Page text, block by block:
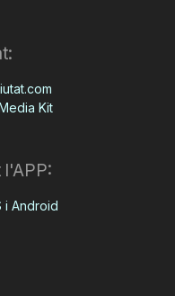
Kit
i Android